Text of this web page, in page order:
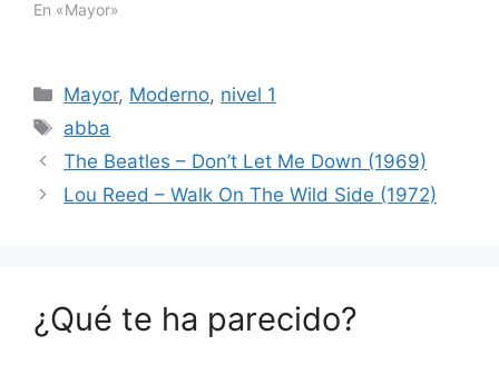
En «Mayor»
Categorías
Mayor, Moderno, nivel 1
Etiquetas
abba
The Beatles – Don’t Let Me Down (1969)
Lou Reed – Walk On The Wild Side (1972)
¿Qué te ha parecido?